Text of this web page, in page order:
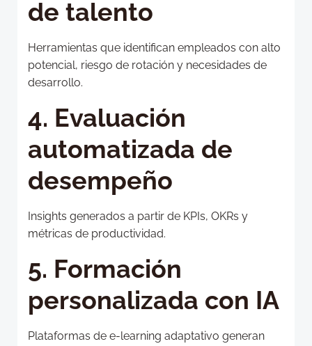
de talento
Herramientas que identifican empleados con alto
potencial, riesgo de rotación y necesidades de
desarrollo.
4. Evaluación
automatizada de
desempeño
Insights generados a partir de KPIs, OKRs y
métricas de productividad.
5. Formación
personalizada con IA
Plataformas de e-learning adaptativo generan